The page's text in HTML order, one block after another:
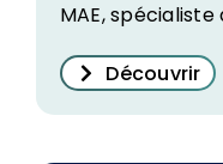
MAE, spécialiste
Découvrir